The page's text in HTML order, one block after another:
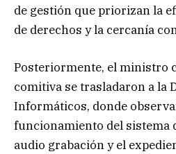
de gestión que priorizan la
de derechos y la cercanía
Posteriormente, el ministro
comitiva se trasladaron a la
Informáticos, donde
funcionamiento del sistema
audio grabación y el